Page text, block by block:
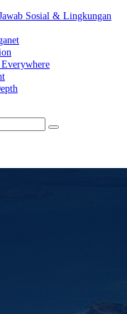
Jawab Sosial & Lingkungan